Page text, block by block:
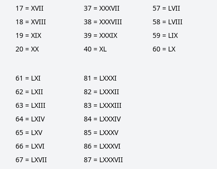
17 = XVII
18 = XVIII
19 = XIX
20 = XX
37 = XXXVII
38 = XXXVIII
39 = XXXIX
40 = XL
57 = LVII
58 = LVIII
59 = LIX
60 = LX
61 = LXI
62 = LXII
63 = LXIII
64 = LXIV
65 = LXV
66 = LXVI
67 = LXVII
81 = LXXXI
82 = LXXXII
83 = LXXXIII
84 = LXXXIV
85 = LXXXV
86 = LXXXVI
87 = LXXXVII